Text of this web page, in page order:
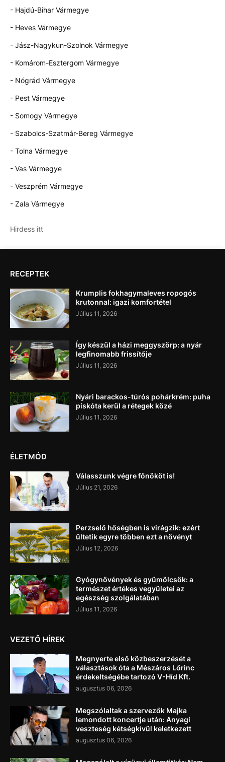
- Hajdú-Bihar Vármegye
- Heves Vármegye
- Jász-Nagykun-Szolnok Vármegye
- Komárom-Esztergom Vármegye
- Nógrád Vármegye
- Pest Vármegye
- Somogy Vármegye
- Szabolcs-Szatmár-Bereg Vármegye
- Tolna Vármegye
- Vas Vármegye
- Veszprém Vármegye
- Zala Vármegye
Hirdess itt
RECEPTEK
Krumplis fokhagymaleves ropogós
krutonnal: igazi komfortétel
Július 11, 2026
Így készül a házi meggyszörp: a nyár
legfinomabb frissítője
Július 11, 2026
Nyári barackos-túrós pohárkrém: puha
piskóta kerül a rétegek közé
Július 11, 2026
ÉLETMÓD
Válasszunk végre főnököt is!
Július 21, 2026
Perzselő hőségben is virágzik: ezért
ültetik egyre többen ezt a növényt
Július 12, 2026
Gyógynövények és gyümölcsök: a
természet értékes vegyületei az
egészség szolgálatában
Július 11, 2026
VEZETŐ HÍREK
Megnyerte első közbeszerzését a
választások óta a Mészáros Lőrinc
érdekeltségébe tartozó V-Híd Kft.
augusztus 06, 2026
Megszólaltak a szervezők Majka
lemondott koncertje után: Anyagi
veszteség kétségkívül keletkezett
augusztus 06, 2026